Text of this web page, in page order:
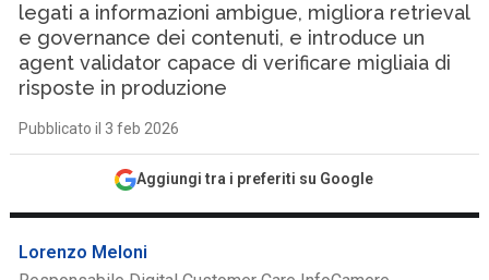
legati a informazioni ambigue, migliora retrieval
e governance dei contenuti, e introduce un
agent validator capace di verificare migliaia di
risposte in produzione
Pubblicato il 3 feb 2026
Aggiungi tra i preferiti su Google
Lorenzo Meloni